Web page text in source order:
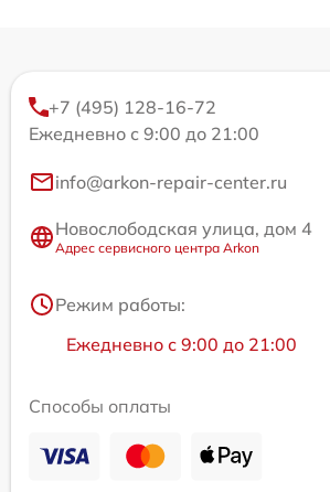
+7 (495) 128-16-72
Ежедневно с 9:00 до 21:00
info@arkon-repair-center.ru
Новослободская улица, дом 4
Адрес сервисного центра Arkon
Режим работы:
Ежедневно с 9:00 до 21:00
Способы оплаты